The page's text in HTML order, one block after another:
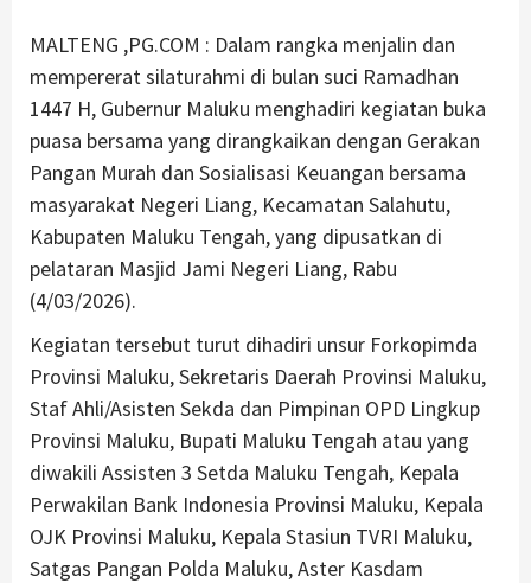
MALTENG ,PG.COM : Dalam rangka menjalin dan
mempererat silaturahmi di bulan suci Ramadhan
1447 H, Gubernur Maluku menghadiri kegiatan buka
puasa bersama yang dirangkaikan dengan Gerakan
Pangan Murah dan Sosialisasi Keuangan bersama
masyarakat Negeri Liang, Kecamatan Salahutu,
Kabupaten Maluku Tengah, yang dipusatkan di
pelataran Masjid Jami Negeri Liang, Rabu
(4/03/2026).
Kegiatan tersebut turut dihadiri unsur Forkopimda
Provinsi Maluku, Sekretaris Daerah Provinsi Maluku,
Staf Ahli/Asisten Sekda dan Pimpinan OPD Lingkup
Provinsi Maluku, Bupati Maluku Tengah atau yang
diwakili Assisten 3 Setda Maluku Tengah, Kepala
Perwakilan Bank Indonesia Provinsi Maluku, Kepala
OJK Provinsi Maluku, Kepala Stasiun TVRI Maluku,
Satgas Pangan Polda Maluku, Aster Kasdam